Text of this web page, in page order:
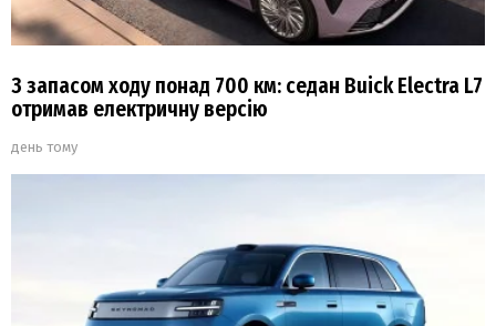
З запасом ходу понад 700 км: седан Buick Electra L7
отримав електричну версію
день тому